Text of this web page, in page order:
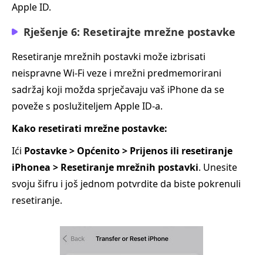
Apple ID.
Rješenje 6: Resetirajte mrežne postavke
Resetiranje mrežnih postavki može izbrisati
neispravne Wi‑Fi veze i mrežni predmemorirani
sadržaj koji možda sprječavaju vaš iPhone da se
poveže s poslužiteljem Apple ID-a.
Kako resetirati mrežne postavke:
Ići Postavke > Općenito > Prijenos ili resetiranje
iPhonea > Resetiranje mrežnih postavki. Unesite
svoju šifru i još jednom potvrdite da biste pokrenuli
resetiranje.